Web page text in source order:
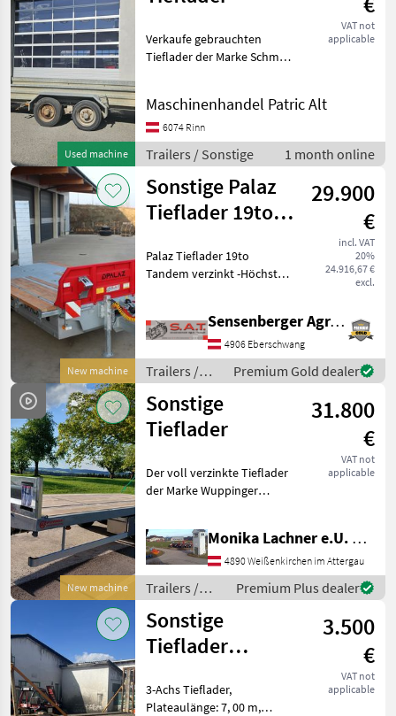
Used machine
VAT not
applicable
Verkaufe gebrauchten
Tieflader der Marke Schmid,
Druckluftbremse, abs, TÜV
abgelaufen, Nutzlast ca 5
ton. , Innenlänge 500
Maschinenhandel Patric Alt
6074 Rinn
Trailers / Sonstige 1 month online
New machine
Sonstige Palaz
Tieflader 19to
29.900
€
incl. VAT
20%
24.916,67 €
excl.
Palaz Tieflader 19to
Tandem verzinkt -Höchst
Stützlast 3000 kg -Nutzlast
15000 kg -2 x 10 Tonnen
Achse -Hydr
Sensenberger Agrar-Technik
4906 Eberschwang
Trailers /
Sonstige
Premium Gold dealer
New machine
Sonstige
Tieflader
31.800
€
VAT not
applicable
Der voll verzinkte Tieflader
der Marke Wuppinger
und ist ideal für den
Transport von schweren
Lasten geeignet. Der
Monika Lachner e.U. Maschinenhandel
4890 Weißenkirchen im Attergau
Trailers /
Sonstige
Premium Plus dealer
Sonstige
Tieflader
3.500
€
VAT not
applicable
3-Achs Tieflader,
Plateaulänge: 7, 00 m,